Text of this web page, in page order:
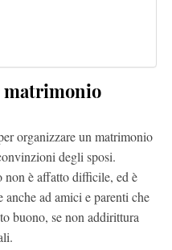
matrimonio
organizzare un matrimonio
degli sposi.
non è affatto difficile, ed è
anche ad amici e parenti che
buono, se non addirittura